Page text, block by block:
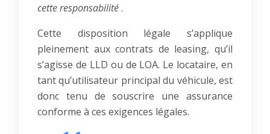
cette responsabilité.
Cette disposition légale s’applique
pleinement aux contrats de leasing, qu’il
s’agisse de LLD ou de LOA. Le locataire, en
tant qu’utilisateur principal du véhicule, est
donc tenu de souscrire une assurance
conforme à ces exigences légales.